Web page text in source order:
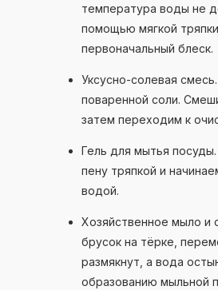
температура воды не
помощью мягкой
первоначальный блеск.
Уксусно-солевая
поваренной соли.
затем переходим к
Гель для мытья
пену тряпкой и
водой.
Хозяйственное мыло и
брусок на тёрке,
размякнут, а вода
образованию мыльной